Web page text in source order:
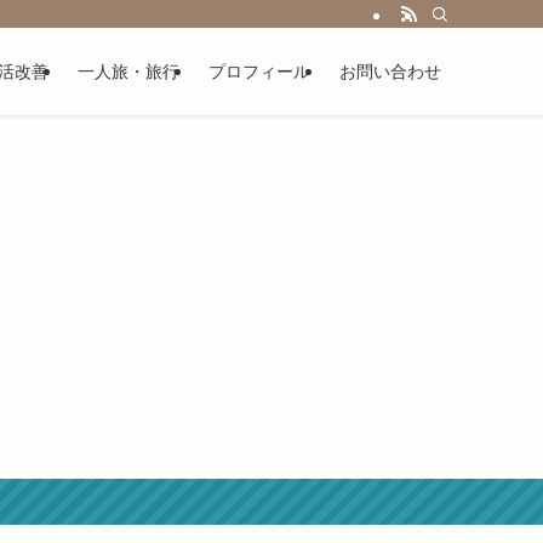
改善 一人旅・旅行 プロフィール お問い合わせ